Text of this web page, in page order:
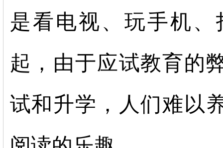
是看电视、玩手机
起，由于应试教育的
试和升学，人们难以